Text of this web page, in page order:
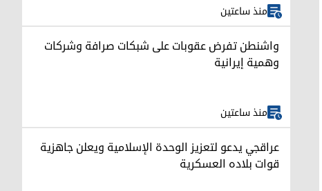
منذ ساعتين
واشنطن تفرض عقوبات على شبكات صرافة وشركات
وهمية إيرانية
منذ ساعتين
عراقجي يدعو لتعزيز الوحدة الإسلامية ويعلن جاهزية
قوات بلاده العسكرية